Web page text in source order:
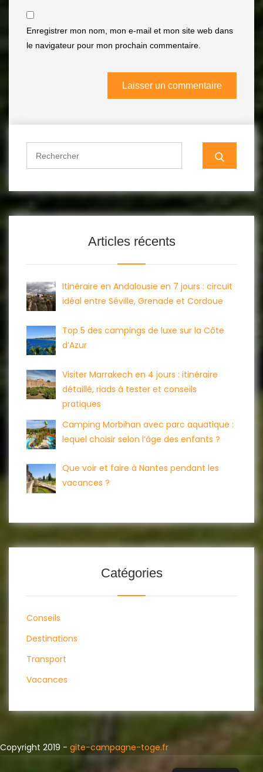
Enregistrer mon nom, mon e-mail et mon site web dans
le navigateur pour mon prochain commentaire.
Articles récents
Itinéraire en Andalousie en 7 jours : circuit
idéal entre Séville, Grenade et Cordoue
Top 5 des campings de luxe sur la Côte
d’Azur
Visiter Marrakech en 4 jours : itinéraire
détaillé, riads à tester et conseils
pratiques
Camping Morbihan avec parc aquatique :
lequel choisir selon l’âge des enfants ?
Que voir et faire à Nantes pendant les
vacances ?
Catégories
Conseils
Destinations
Transport
Vacances
Copyright 2019 - gite-campagne-toge.fr